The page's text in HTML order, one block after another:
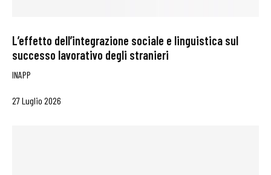
L’effetto dell’integrazione sociale e linguistica sul
successo lavorativo degli stranieri
INAPP
27 Luglio 2026